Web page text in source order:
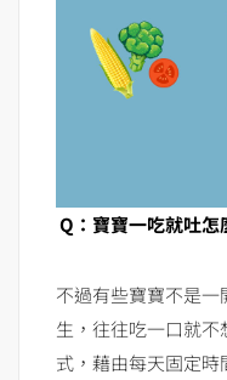
Q：寶寶一吃就吐怎
不過有些寶寶不是
生，往往吃一口就
式，藉由每天固定